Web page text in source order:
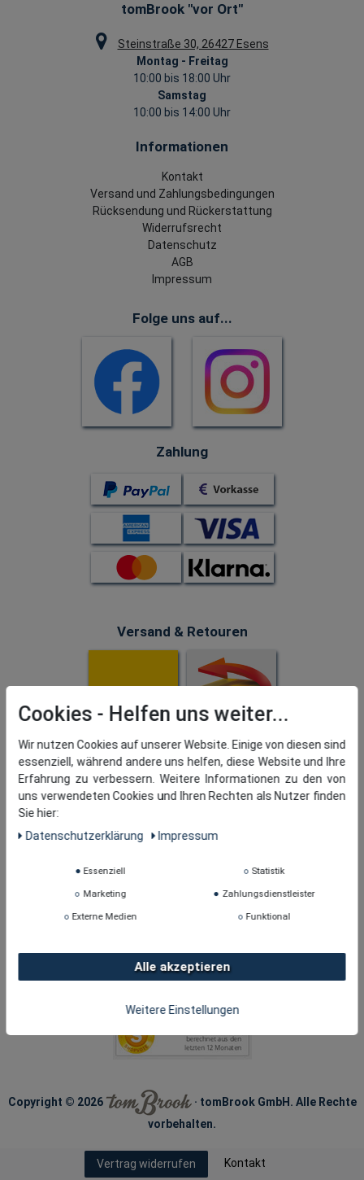
tomBrook "vor Ort"
Steinstraße 30, 26427 Esens
Montag - Freitag
10:00 bis 18:00 Uhr
Samstag
10:00 bis 14:00 Uhr
Informationen
Kontakt
Versand und Zahlungsbedingungen
Rücksendung und Rückerstattung
Widerrufsrecht
Datenschutz
AGB
Impressum
Folge uns auf...
Zahlung
Versand & Retouren
Copyright © 2026
· tomBrook GmbH. Alle Rechte
vorbehalten.
Vertrag widerrufen Kontakt
Cookies
Wir nutzen Cookies auf unserer Website. Einige von diesen sind
essenziell, während andere uns helfen, diese Website und Ihre
Erfahrung zu verbessern. Weitere Informationen zu den von
uns verwendeten Cookies und Ihren Rechten als Nutzer finden
Sie hier:
Daten­schutz­erklärung
Impressum
Essenziell Statistik
Marketing Zahlungsdienstleister
Externe Medien Funktional
Alle akzeptieren
Weitere Einstellungen